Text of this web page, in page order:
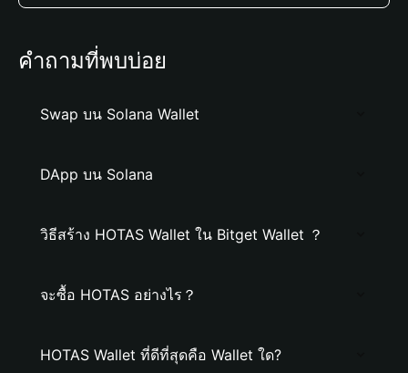
คำถามที่พบบ่อย
Swap บน Solana Wallet
DApp บน Solana
วิธีสร้าง HOTAS Wallet ใน Bitget Wallet ？
จะซื้อ HOTAS อย่างไร？
HOTAS Wallet ที่ดีที่สุดคือ Wallet ใด?